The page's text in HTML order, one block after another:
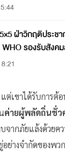
ฝ่าวิกฤติประช
รองรับสังค
ต่เขาได้รับการต้
ค่ายผู้พลัดถิ่นชั่ว
ากภัยแล้งด้วยค
างจำกัดของพ